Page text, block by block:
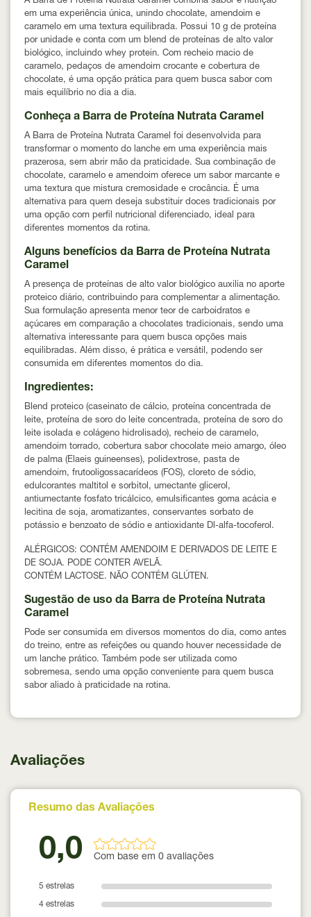
em uma experiência única, unindo chocolate, amendoim e
caramelo em uma textura equilibrada. Possui 10 g de proteína
por unidade e conta com um blend de proteínas de alto valor
biológico, incluindo whey protein. Com recheio macio de
caramelo, pedaços de amendoim crocante e cobertura de
chocolate, é uma opção prática para quem busca sabor com
mais equilíbrio no dia a dia.
Conheça a Barra de Proteína Nutrata Caramel
A Barra de Proteína Nutrata Caramel foi desenvolvida para
transformar o momento do lanche em uma experiência mais
prazerosa, sem abrir mão da praticidade. Sua combinação de
chocolate, caramelo e amendoim oferece um sabor marcante e
uma textura que mistura cremosidade e crocância. É uma
alternativa para quem deseja substituir doces tradicionais por
uma opção com perfil nutricional diferenciado, ideal para
diferentes momentos da rotina.
Alguns benefícios da Barra de Proteína Nutrata
Caramel
A presença de proteínas de alto valor biológico auxilia no aporte
proteico diário, contribuindo para complementar a alimentação.
Sua formulação apresenta menor teor de carboidratos e
açúcares em comparação a chocolates tradicionais, sendo uma
alternativa interessante para quem busca opções mais
equilibradas. Além disso, é prática e versátil, podendo ser
consumida em diferentes momentos do dia.
Ingredientes:
Blend proteico (caseinato de cálcio, proteína concentrada de
leite, proteína de soro do leite concentrada, proteína de soro do
leite isolada e colágeno hidrolisado), recheio de caramelo,
amendoim torrado, cobertura sabor chocolate meio amargo, óleo
de palma (Elaeis guineenses), polidextrose, pasta de
amendoim, frutooligossacarídeos (FOS), cloreto de sódio,
edulcorantes maltitol e sorbitol, umectante glicerol,
antiumectante fosfato tricálcico, emulsificantes goma acácia e
lecitina de soja, aromatizantes, conservantes sorbato de
potássio e benzoato de sódio e antioxidante Dl-alfa-tocoferol.
ALÉRGICOS: CONTÉM AMENDOIM E DERIVADOS DE LEITE E
DE SOJA. PODE CONTER AVELÃ.
CONTÉM LACTOSE. NÃO CONTÉM GLÚTEN.
Sugestão de uso da Barra de Proteína Nutrata
Caramel
Pode ser consumida em diversos momentos do dia, como antes
do treino, entre as refeições ou quando houver necessidade de
um lanche prático. Também pode ser utilizada como
sobremesa, sendo uma opção conveniente para quem busca
sabor aliado à praticidade na rotina.
Avaliações
Resumo das Avaliações
0,0 Com base em 0 avaliações
5 estrelas
4 estrelas